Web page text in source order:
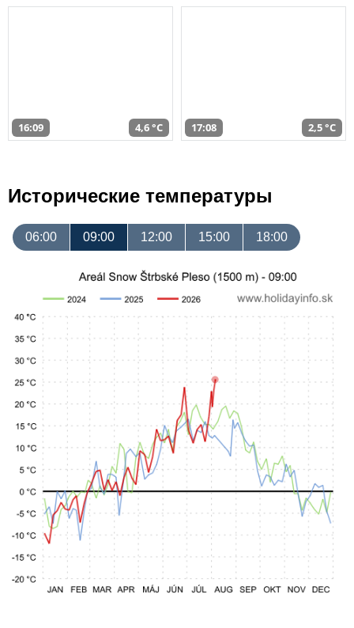
16:09 4,6 °C 17:08 2,5 °C
Исторические температуры
06:00 09:00 12:00 15:00 18:00